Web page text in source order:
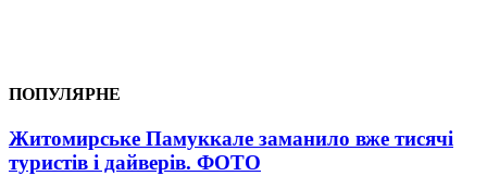
ПОПУЛЯРНЕ
Житомирське Памуккале заманило вже тисячі
туристів і дайверів. ФОТО